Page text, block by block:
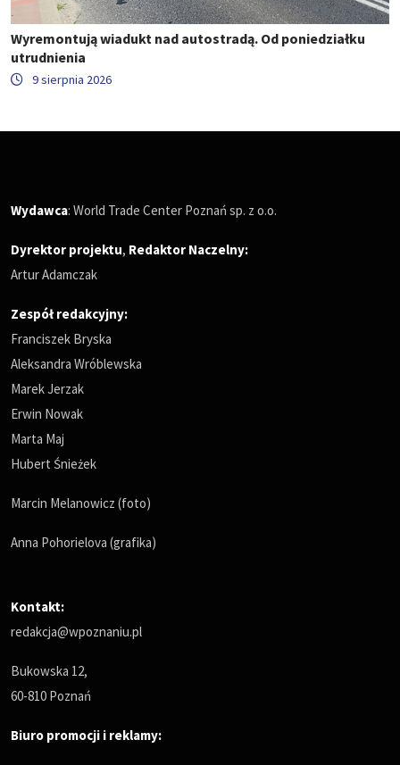
Wyremontują wiadukt nad autostradą. Od poniedziałku
utrudnienia
9 sierpnia 2026
Wydawca: World Trade Center Poznań sp. z o.o.
Dyrektor projektu, Redaktor Naczelny:
Artur Adamczak
Zespół redakcyjny:
Franciszek Bryska
Aleksandra Wróblewska
Marek Jerzak
Erwin Nowak
Marta Maj
Hubert Śnieżek
Marcin Melanowicz (foto)
Anna Pohorielova (grafika)
Kontakt:
redakcja@wpoznaniu.pl
Bukowska 12,
60-810 Poznań
Biuro promocji i reklamy: